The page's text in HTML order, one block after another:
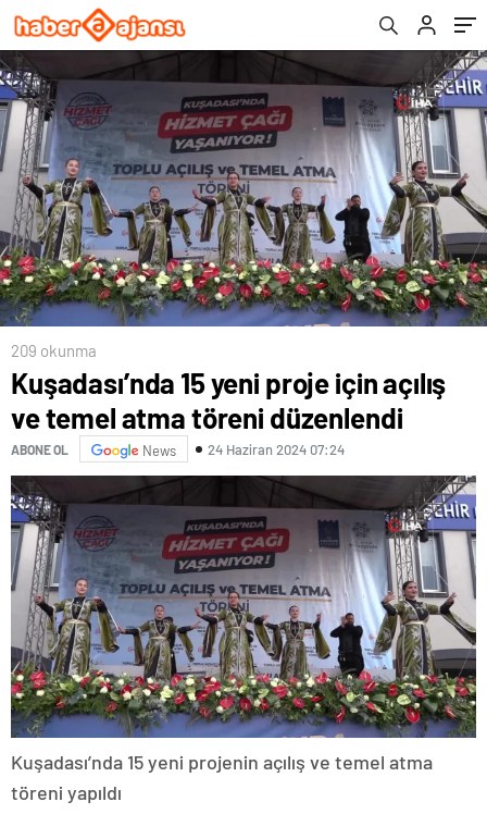
209 okunma
Kuşadası’nda 15 yeni proje için açılış
ve temel atma töreni düzenlendi
ABONE OL News 24 Haziran 2024 07:24
Kuşadası’nda 15 yeni projenin açılış ve temel atma
töreni yapıldı